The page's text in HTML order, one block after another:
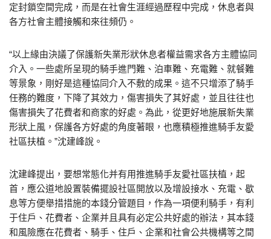
定封鎖空間完成，而是在社會生涯經過歷程中完成，休息者與
各方社會主體接觸和來往頻仍。
“以上緣由決議了保護新失業形狀休息者權益需求各方主體協同
介入。一些處所呈現的騎手進門難、泊車難、充電難、就餐難
等景象，剛好是這種協同介入不敷的成果。這不只增添了騎手
任務的難度，下降了其效力，傷害損失了其好處，並且往往也
傷害損失了花費者和商家的好處。為此，從更好地施展新失業
形狀上風，保護各方好處的角度著眼，也應積極推進騎手友愛
社區扶植。”沈建峰說。
沈建峰提出，要想常態化并有用推進騎手友愛社區扶植，起
首，應公道地設置裝備擺設社區開放以及增設接水、充電、歇
息等方便舉措措施的本錢分管題目，作為一項便利騎手，有利
于住戶、花費者、企業并且具有必定公共好處的辦法，其本錢
和風險應在花費者、騎手、住戶、企業和社會公共機構等之間